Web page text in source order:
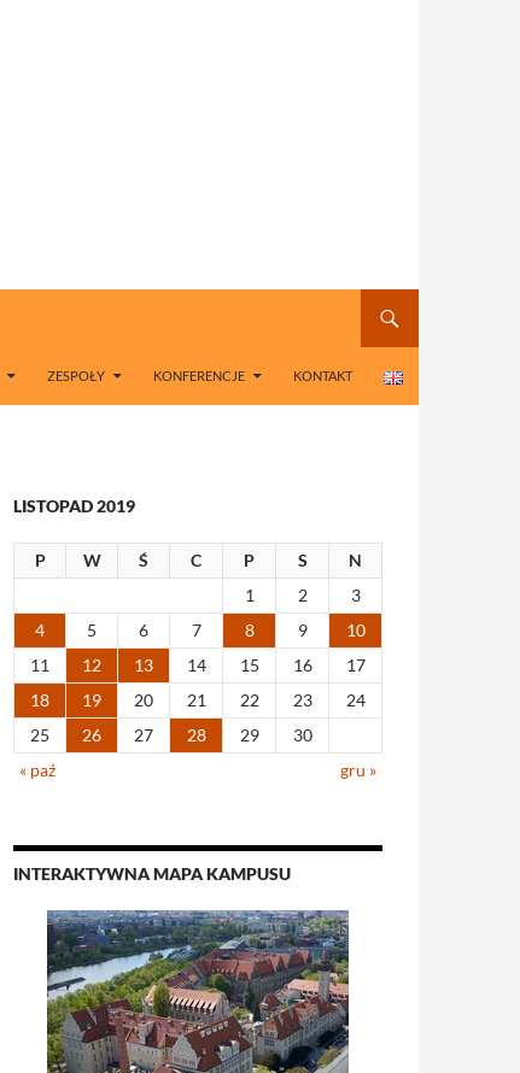
ZESPOŁY KONFERENCJE KONTAKT
LISTOPAD 2019
P W Ś C P S
N
1
2
3
4
5 6 7 8 9
10
11
12 13 14 15 16
17
18
19 20 21 22 23
24
25
26 27 28 29
30
« paź
gru »
INTERAKTYWNA MAPA KAMPUSU